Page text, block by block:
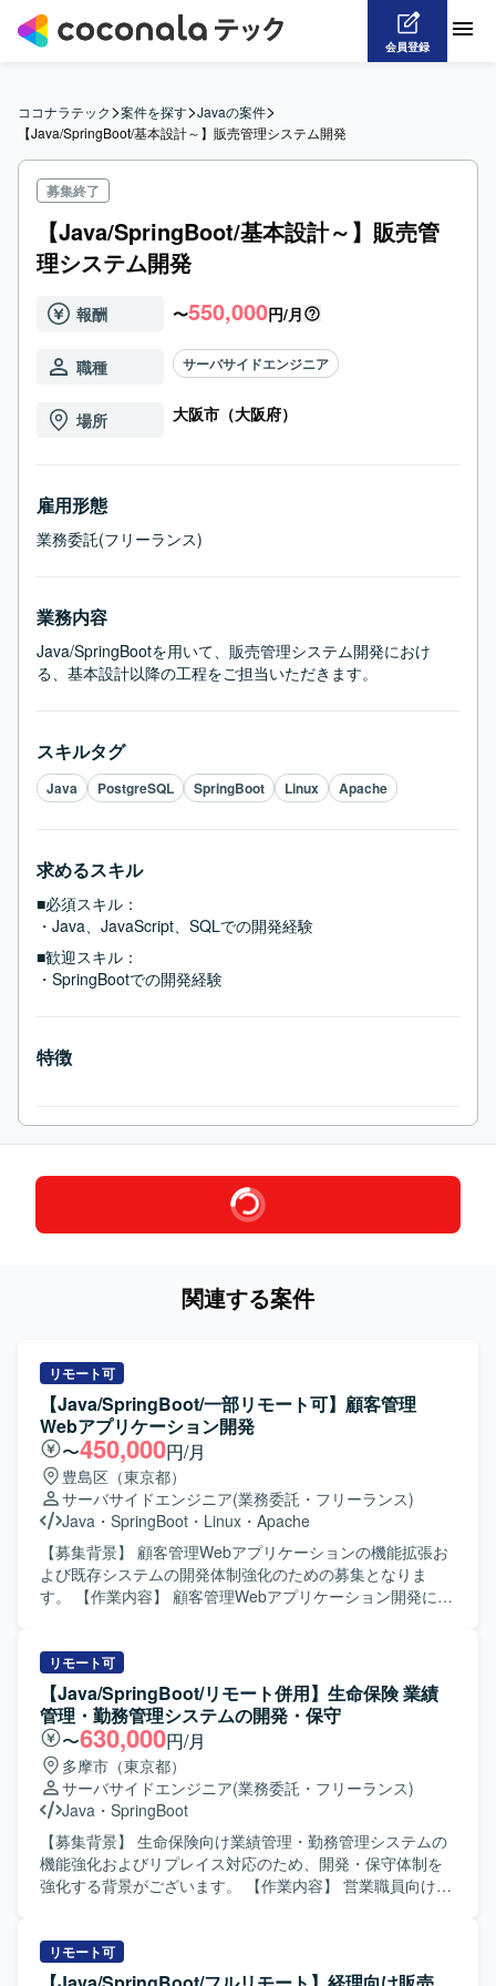
会員登録
ココナラテック>案件を探す>Javaの案件>
【Java/SpringBoot/基本設計～】販売管理システム開発
募集終了
【Java/SpringBoot/基本設計～】販売管
理システム開発
報酬 〜550,000円/月
職種 サーバサイドエンジニア
場所 大阪市（大阪府）
雇用形態
業務委託(フリーランス)
業務内容
Java/SpringBootを用いて、販売管理システム開発におけ
る、基本設計以降の工程をご担当いただきます。
スキルタグ
Java PostgreSQL SpringBoot Linux Apache
求めるスキル
■必須スキル：
・Java、JavaScript、SQLでの開発経験
■歓迎スキル：
・SpringBootでの開発経験
特徴
関連する案件
リモート可
【Java/SpringBoot/一部リモート可】顧客管理
Webアプリケーション開発
〜450,000円/月
豊島区（東京都）
サーバサイドエンジニア(業務委託・フリーランス)
Java ・ SpringBoot ・ Linux ・ Apache
【募集背景】 顧客管理Webアプリケーションの機能拡張お
よび既存システムの開発体制強化のための募集となりま
す。 【作業内容】 顧客管理Webアプリケーション開発にお
環境で、主に製造フェーズを中心とした実装およびテスト
を行っていただきます。 【求める人物像】 自ら課題を把握
し、主体的に手を動かしながら開発を進められる方を求め
ています。チームメンバーと円滑にコミュニケーションを
取り、品質と生産性の両立を意識して取り組める方が望ま
しいです。 【ポジションの魅力】 フロントエンドとバック
エンドの双方に関わることができ、Webアプリケーション
開発のスキルを幅広く習得・強化できる環境です。詳細設
計からテストまで一連の工程に携わることで、上流から下
流までの実務経験を積むことができます。 【開発環境】
Java、SpringBoot（またはspring）、JavaScript、SQLを用
リモート可
【Java/SpringBoot/リモート併用】生命保険 業績
管理・勤務管理システムの開発・保守
〜630,000円/月
多摩市（東京都）
サーバサイドエンジニア(業務委託・フリーランス)
Java ・ SpringBoot
【募集背景】 生命保険向け業績管理・勤務管理システムの
機能強化およびリプレイス対応のため、開発・保守体制を
強化する背景がございます。 【作業内容】 営業職員向け勤
て、設計・開発・テスト・リリースまで一連の工程に携わ
っていただきます。要件や基本設計などの上流工程にも関
リモート可